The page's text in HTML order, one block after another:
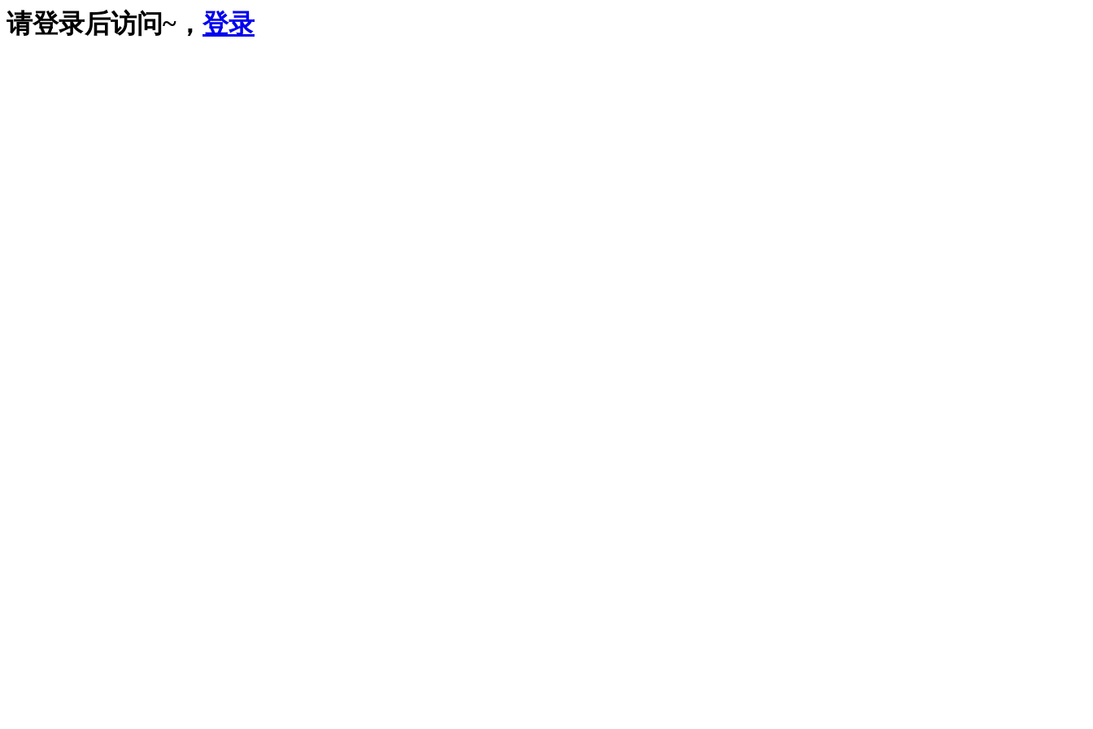
请登录后访问~， 登录